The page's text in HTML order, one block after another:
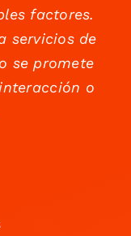
factores.
servicios de
se promete
o